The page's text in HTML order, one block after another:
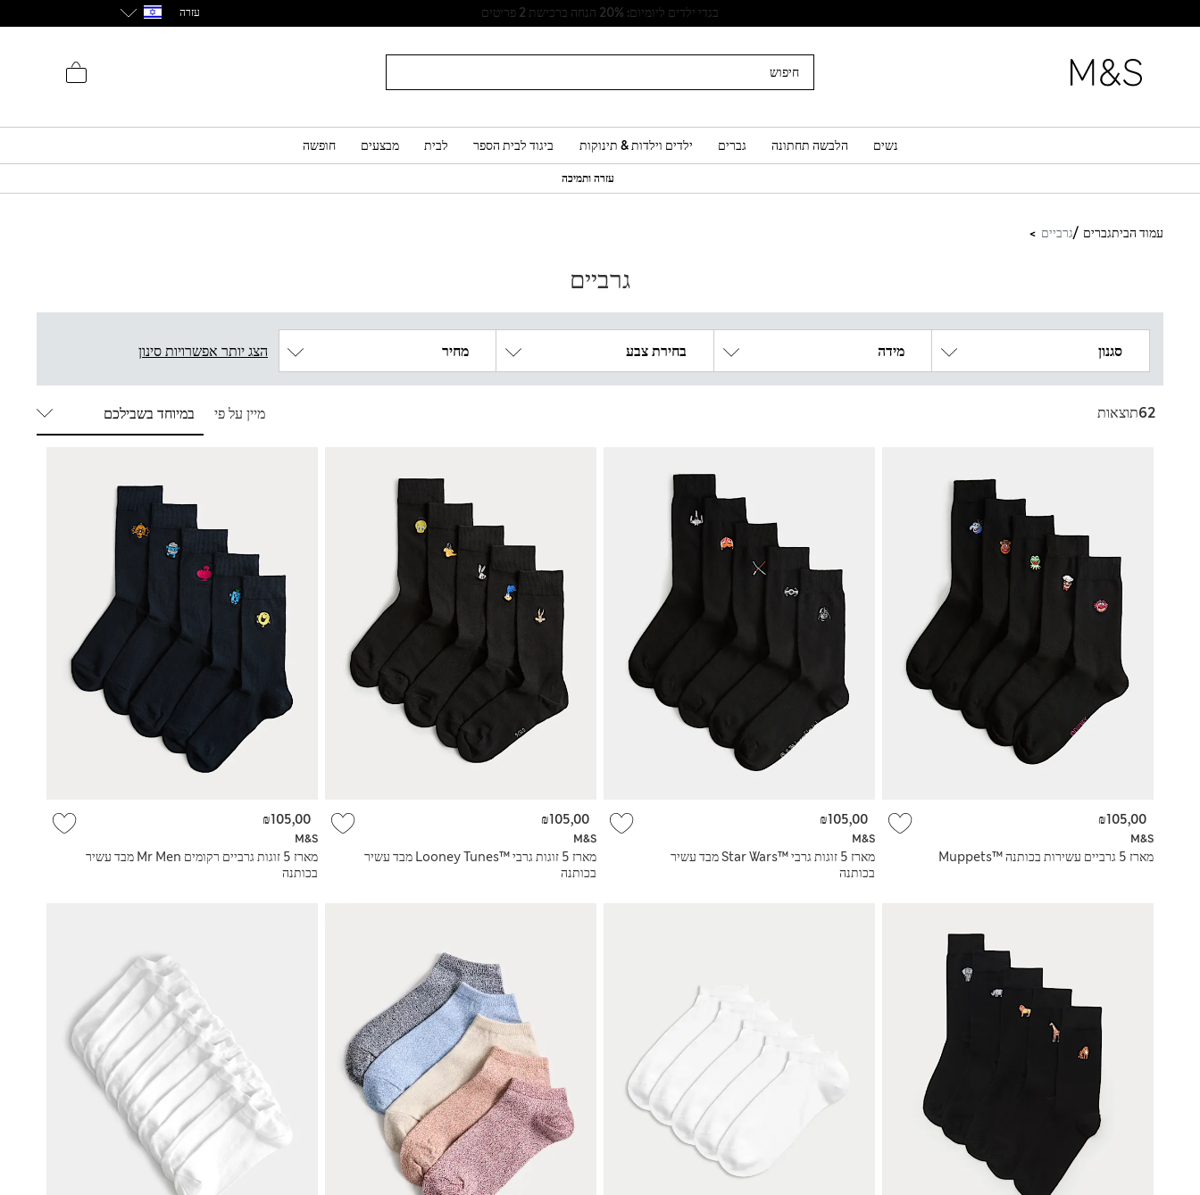
בגדי ילדים ליומיום: 20% הנחה ברכישת 2 פריטים עזרה
נשים הלבשה תחתונה גברים ילדים וילדות & תינוקות ביגוד לבית הספר לבית מבצעים חופשה
עזרה ותמיכה
עמוד הביתגברים גרביים
גרביים
סגנון מידה בחירת צבע מחיר הצג יותר אפשרויות סינון
62תוצאות מיין על פי
M&S
מארז 5 גרביים עשירות בכותנה Muppets™‎
₪105,00
M&S
מארז 5 זוגות גרבי Star Wars™‎ מבד עשיר
בכותנה
₪105,00
M&S
מארז 5 זוגות גרבי Looney Tunes™‎ מבד עשיר
בכותנה
₪105,00
M&S
מארז 5 זוגות גרביים רקומים Mr Men מבד עשיר
בכותנה
₪105,00